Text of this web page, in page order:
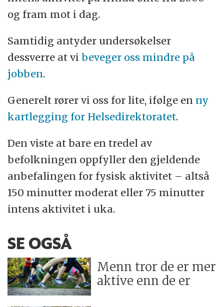
og fram mot i dag.
Samtidig antyder undersøkelser
dessverre at vibeveger oss mindre på
jobben.
Generelt rører vi oss for lite, ifølge en ny
kartlegging for Helsedirektoratet.
Den viste at bare en tredel av
befolkningen oppfyller den gjeldende
anbefalingen for fysisk aktivitet – altså
150 minutter moderat eller 75 minutter
intens aktivitet i uka.
SE OGSÅ
Menn tror de er mer
aktive enn de er